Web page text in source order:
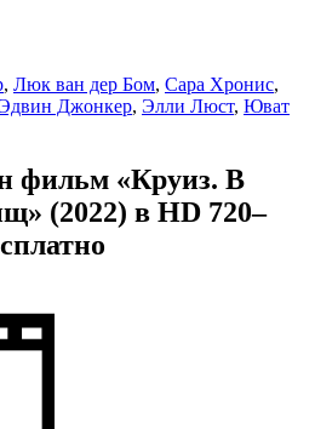
, Люк ван дер Бом, Сара Хронис,
Джонкер, Элли Люст, Юват
фильм «Круиз. В
(2022) в HD 720–